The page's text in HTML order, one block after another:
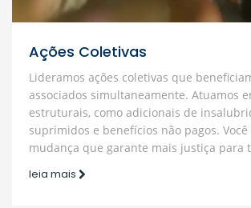
Ações Coletivas
Lideramos ações coletivas que
associados simultaneamente. Atuamos
estruturais, como adicionais de
suprimidos e benefícios não pagos.
mudança que garante mais justiça para
leia mais